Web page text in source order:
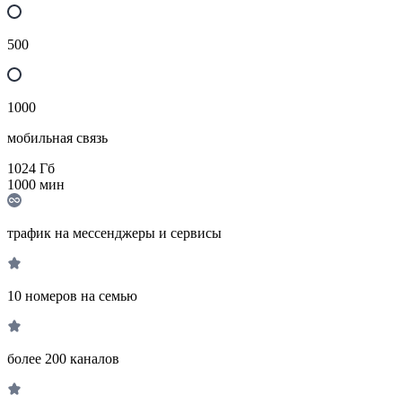
500
1000
мобильная связь
1024 Гб
1000 мин
трафик на мессенджеры и сервисы
10 номеров на семью
более 200 каналов